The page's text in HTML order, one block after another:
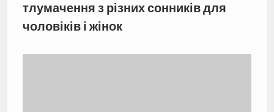
тлумачення з різних сонників для
чоловіків і жінок